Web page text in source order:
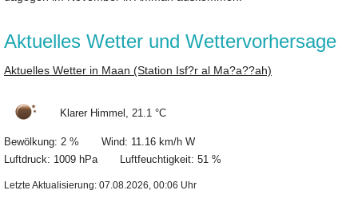
Aktuelles Wetter und Wettervorhersage
Aktuelles Wetter in Maan (Station Isf?r al Ma?a??ah)
Klarer Himmel, 21.1 °C
Bewölkung: 2 % Wind: 11.16 km/h W
Luftdruck: 1009 hPa Luftfeuchtigkeit: 51 %
Letzte Aktualisierung: 07.08.2026, 00:06 Uhr